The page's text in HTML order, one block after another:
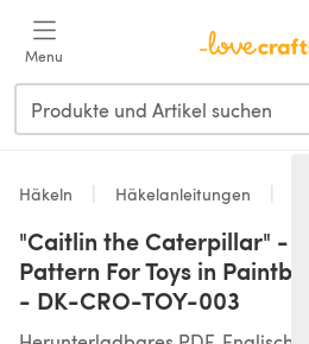
Menu
Häkeln Häkelanleitungen
"Caitlin the Caterpillar" -
Pattern For Toys in
- DK-CRO-TOY-003